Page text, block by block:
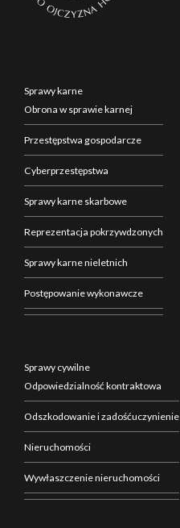
Sprawy karne
Obrona w sprawie karnej
Przestępstwa gospodarcze
Cyberprzestępstwa
Sprawy karne skarbowe
Reprezentacja pokrzywdzonych
Sprawy karne nieletnich
Postępowanie wykonawcze
Sprawy cywilne
Odpowiedzialność kontraktowa
Odszkodowanie i zadośćuczynienie
Nieruchomości
Wywłaszczenie nieruchomości